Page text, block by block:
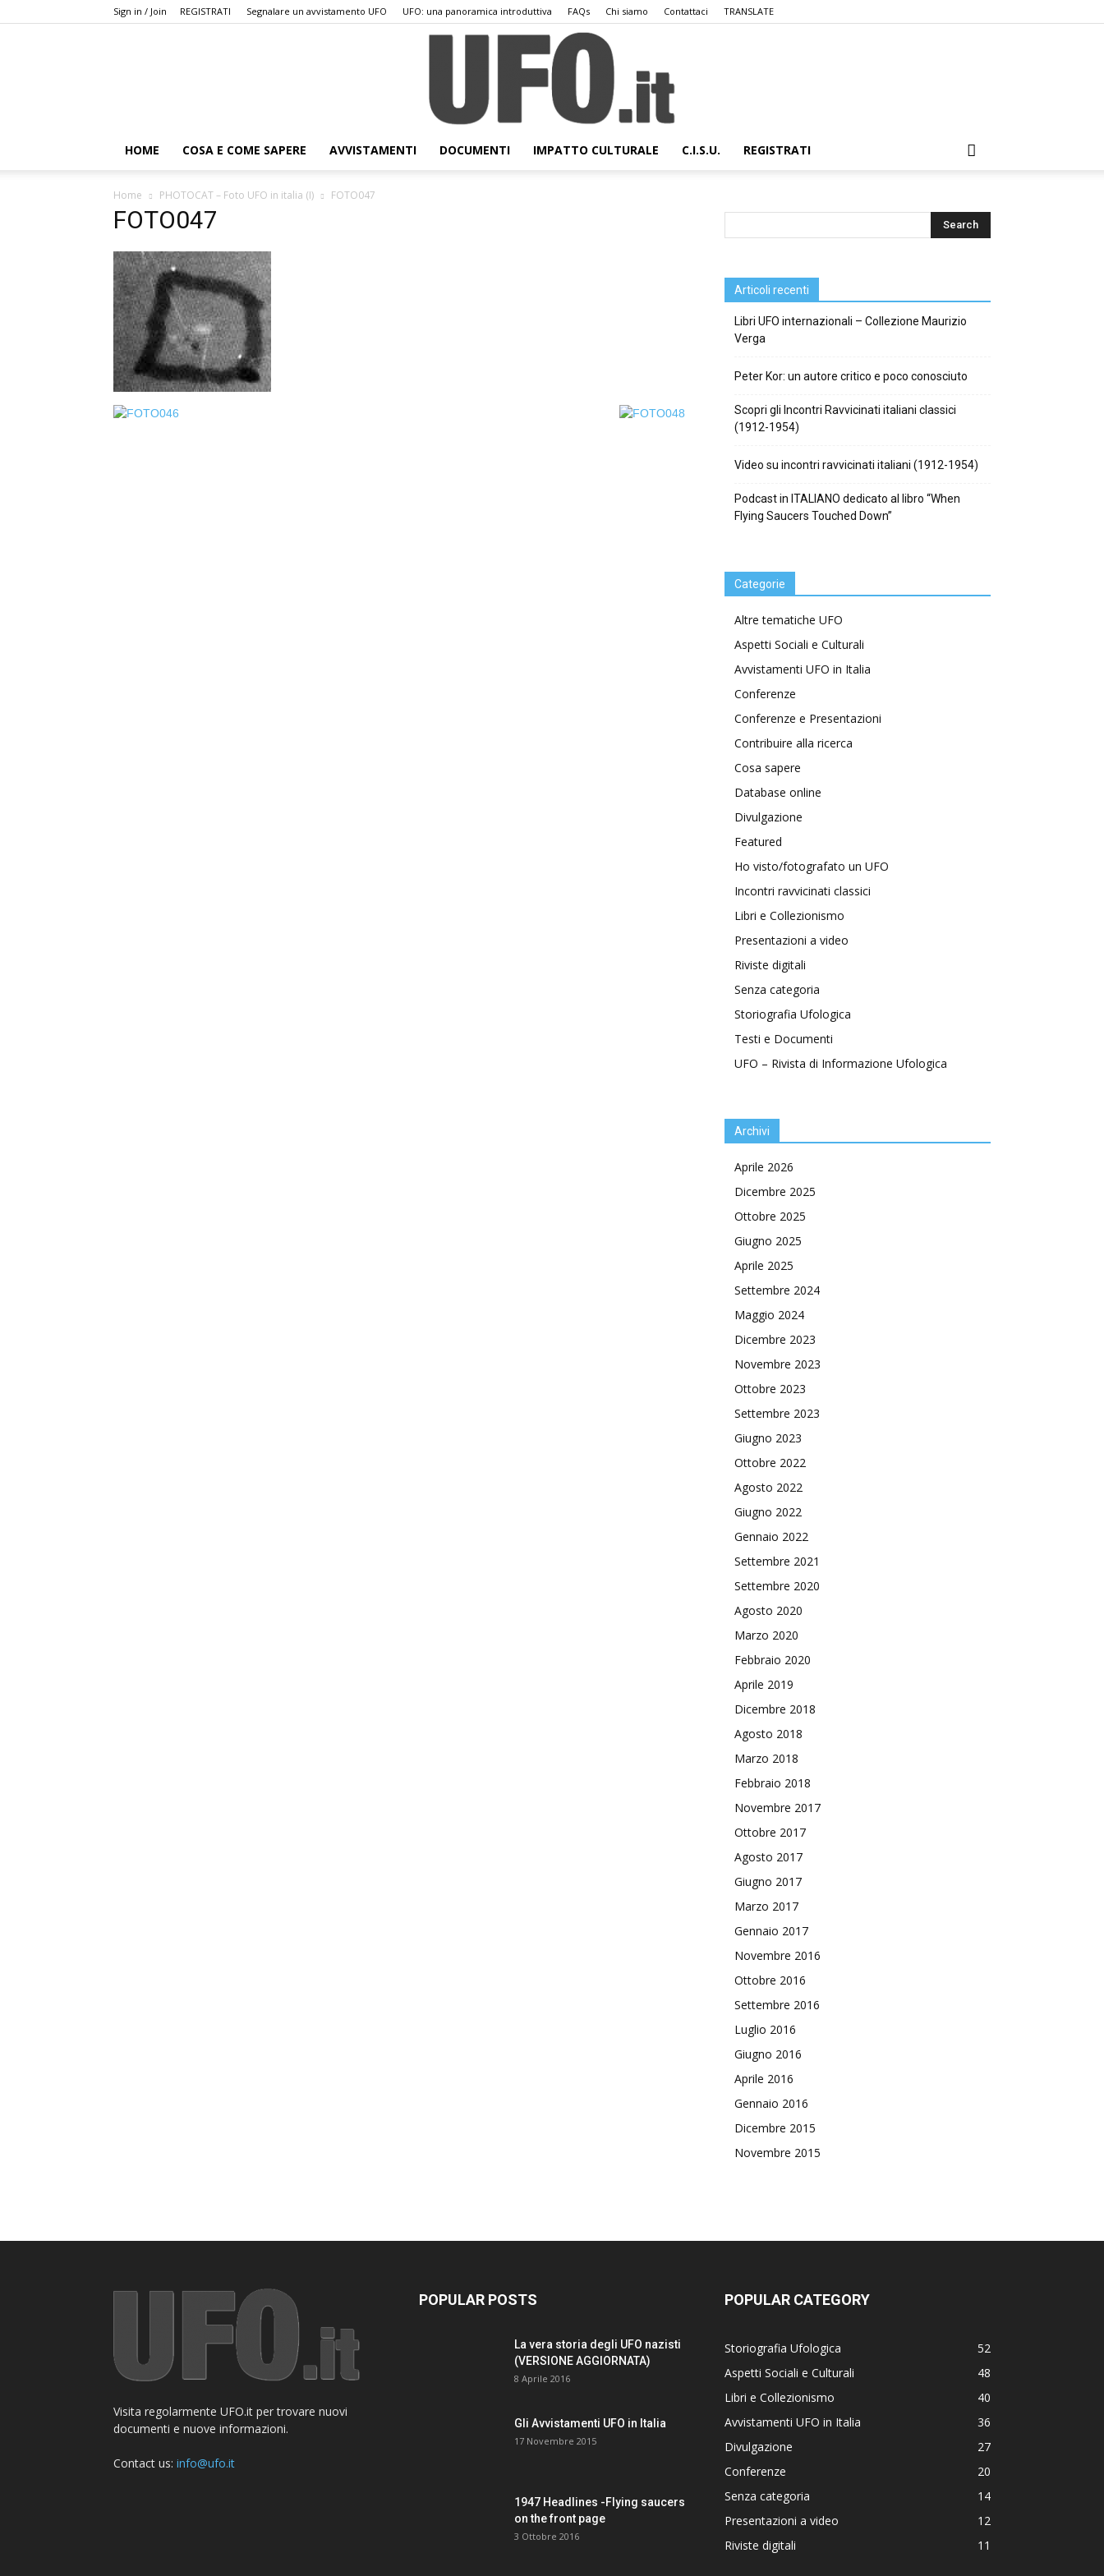
Sign in / Join REGISTRATI Segnalare un avvistamento UFO UFO: una panoramica introduttiva FAQs Chi siamo Contattaci TRANSLATE
HOME COSA E COME SAPERE AVVISTAMENTI DOCUMENTI IMPATTO CULTURALE C.I.S.U. REGISTRATI
Home PHOTOCAT – Foto UFO in italia (I) FOTO047
FOTO047
Articoli recenti
Libri UFO internazionali – Collezione Maurizio
Verga
Peter Kor: un autore critico e poco conosciuto
Scopri gli Incontri Ravvicinati italiani classici
(1912-1954)
Video su incontri ravvicinati italiani (1912-1954)
Podcast in ITALIANO dedicato al libro “When
Flying Saucers Touched Down”
Categorie
Altre tematiche UFO
Aspetti Sociali e Culturali
Avvistamenti UFO in Italia
Conferenze
Conferenze e Presentazioni
Contribuire alla ricerca
Cosa sapere
Database online
Divulgazione
Featured
Ho visto/fotografato un UFO
Incontri ravvicinati classici
Libri e Collezionismo
Presentazioni a video
Riviste digitali
Senza categoria
Storiografia Ufologica
Testi e Documenti
UFO – Rivista di Informazione Ufologica
Archivi
Aprile 2026
Dicembre 2025
Ottobre 2025
Giugno 2025
Aprile 2025
Settembre 2024
Maggio 2024
Dicembre 2023
Novembre 2023
Ottobre 2023
Settembre 2023
Giugno 2023
Ottobre 2022
Agosto 2022
Giugno 2022
Gennaio 2022
Settembre 2021
Settembre 2020
Agosto 2020
Marzo 2020
Febbraio 2020
Aprile 2019
Dicembre 2018
Agosto 2018
Marzo 2018
Febbraio 2018
Novembre 2017
Ottobre 2017
Agosto 2017
Giugno 2017
Marzo 2017
Gennaio 2017
Novembre 2016
Ottobre 2016
Settembre 2016
Luglio 2016
Giugno 2016
Aprile 2016
Gennaio 2016
Dicembre 2015
Novembre 2015
Visita regolarmente UFO.it per trovare nuovi
documenti e nuove informazioni.
Contact us: info@ufo.it
POPULAR POSTS
La vera storia degli UFO nazisti
(VERSIONE AGGIORNATA)
8 Aprile 2016
Gli Avvistamenti UFO in Italia
17 Novembre 2015
1947 Headlines -Flying saucers
on the front page
3 Ottobre 2016
POPULAR CATEGORY
Storiografia Ufologica
52
Aspetti Sociali e Culturali
48
Libri e Collezionismo
40
Avvistamenti UFO in Italia
36
Divulgazione
27
Conferenze
20
Senza categoria
14
Presentazioni a video
12
Riviste digitali
11